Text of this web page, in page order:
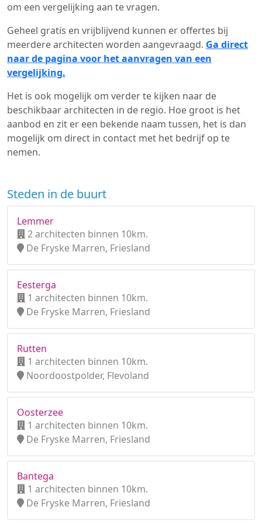
om een vergelijking aan te vragen.
Geheel gratis en vrijblijvend kunnen er offertes bij
meerdere architecten worden aangevraagd. Ga direct
naar de pagina voor het aanvragen van een
vergelijking.
Het is ook mogelijk om verder te kijken naar de
beschikbaar architecten in de regio. Hoe groot is het
aanbod en zit er een bekende naam tussen, het is dan
mogelijk om direct in contact met het bedrijf op te
nemen.
Steden in de buurt
Lemmer
2 architecten binnen 10km.
De Fryske Marren, Friesland
Eesterga
1 architecten binnen 10km.
De Fryske Marren, Friesland
Rutten
1 architecten binnen 10km.
Noordoostpolder, Flevoland
Oosterzee
1 architecten binnen 10km.
De Fryske Marren, Friesland
Bantega
1 architecten binnen 10km.
De Fryske Marren, Friesland